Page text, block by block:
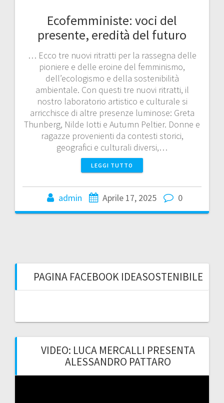
Ecofemministe: voci del
presente, eredità del futuro
… Ecco tre nuovi ritratti per la rassegna delle
pioniere e delle eroine del femminismo,
dell’ecologismo e della sostenibilità
ambientale. Con questi tre nuovi ritratti, il
nostro laboratorio artistico e culturale si
arricchisce di altre presenze luminose: Greta
Thunberg, Nilde Iotti e Autumn Peltier. Donne e
ragazze provenienti da contesti storici,
geografici e culturali diversi,…
LEGGI TUTTO
admin Aprile 17, 2025 0
PAGINA FACEBOOK IDEASOSTENIBILE
VIDEO: LUCA MERCALLI PRESENTA
ALESSANDRO PATTARO